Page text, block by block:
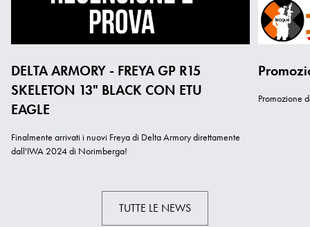
DELTA ARMORY - FREYA GP R15
SKELETON 13" BLACK CON ETU
EAGLE
Finalmente arrivati i nuovi Freya di Delta Armory direttamente
dall'IWA 2024 di Norimberga!
Promozione
TUTTE LE NEWS